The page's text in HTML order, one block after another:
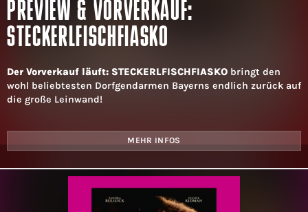
PREVIEW & VORVERKAUF:
STECKERLFISCHFIASKO
Der Vorverkauf läuft: STECKERLFISCHFIASKO bringt den
wohl beliebtesten Dorfgendarmen Bayerns endlich zurück auf
die große Leinwand!
MEHR INFOS